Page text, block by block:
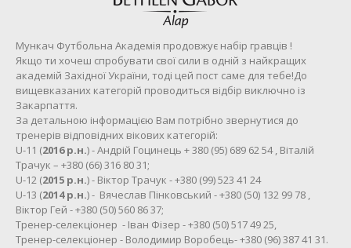
Мункач Футбольна Академія продовжує набір гравців !
Якщо ти хочеш спробувати свої сили в одній з найкращих
академій Західної України, тоді цей пост саме для тебе!До
вищевказаних категорій проводиться відбір виключно із
Закарпаття.
За детальною інформацією Вам потрібно звернутися до
тренерів відповідних вікових категорій:
U-11 (2016 р.н.) - Андрій Гоцинець + 380 (95) 689 62 54 , Віталій
Трачук – +380 (66) 316 80 31;
U-12 (2015 р.н.) - Віктор Трачук - +380 (99) 523 41 24
U-13 (2014 р.н.) - Вячеслав Пінковський - +380 (50) 132 99 78 ,
Віктор Гей - +380 (50) 560 86 37;
Тренер-селекціонер - Іван Фізер - +380 (50) 517 49 25,
Тренер-селекціонер - Володимир Воробець- +380 (96) 387 41 31.